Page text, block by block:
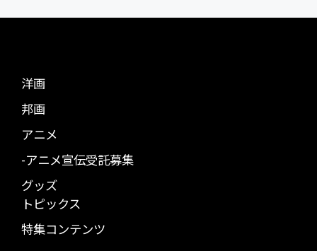
洋画
邦画
アニメ
-アニメ宣伝受託募集
グッズ
トピックス
特集コンテンツ